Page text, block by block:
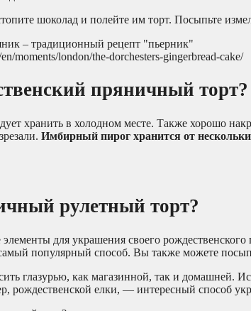
шоколад и полейте им торт. Посыпьте
moments/london/the-dorchesters-gingerbread-cake/
пряничный торт?
хранить в холодном месте. Также хорошо
Имбирный пирог хранится от
рулетный торт?
для украшения своего
популярный способ. Вы также можете
глазурью, как магазинной, так и домашней.
рождественской елки, — интересный способ